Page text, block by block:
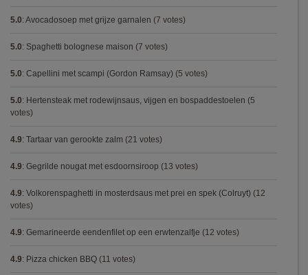
5.0: Avocadosoep met grijze garnalen (7 votes)
5.0: Spaghetti bolognese maison (7 votes)
5.0: Capellini met scampi (Gordon Ramsay) (5 votes)
5.0: Hertensteak met rodewijnsaus, vijgen en bospaddestoelen (5
votes)
4.9: Tartaar van gerookte zalm (21 votes)
4.9: Gegrilde nougat met esdoornsiroop (13 votes)
4.9: Volkorenspaghetti in mosterdsaus met prei en spek (Colruyt) (12
votes)
4.9: Gemarineerde eendenfilet op een erwtenzalfje (12 votes)
4.9: Pizza chicken BBQ (11 votes)